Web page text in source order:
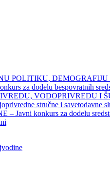
POLITIKU, DEMOGRAFIJU
za dodelu bespovratnih
VODOPRIVREDU I
stručne i savetodavne
konkurs za dodelu